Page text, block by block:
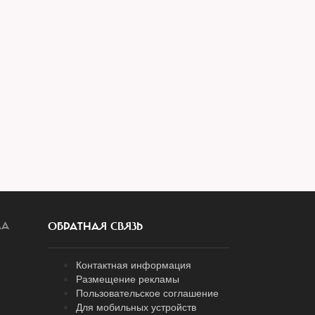
ОБРАТНАЯ СВЯЗЬ
Контактная информация
Размещение рекламы
Пользовательское соглашение
Для мобильных устройств